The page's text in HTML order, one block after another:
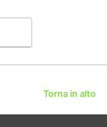
Torna in alto